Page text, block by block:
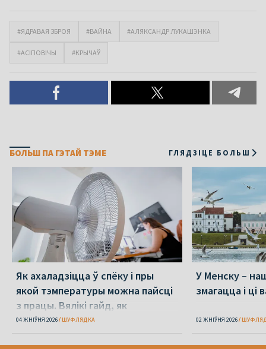
#ЯДРАВАЯ ЗБРОЯ #ВАЙНА #АЛЯКСАНДР ЛУКАШЭНКА
#АСІПОВІЧЫ #КРЫЧАЎ
БОЛЬШ ПА ГЭТАЙ ТЭМЕ ГЛЯДЗІЦЕ БОЛЬШ
Як ахаладзіцца ў спёку і пры
якой тэмпературы можна пайсці
з працы. Вялікі гайд, як
перажыць спёку
04 ЖНІЎНЯ 2026 ШУФЛЯДКА
У Менску –
змагацца і ці
02 ЖНІЎНЯ 2026